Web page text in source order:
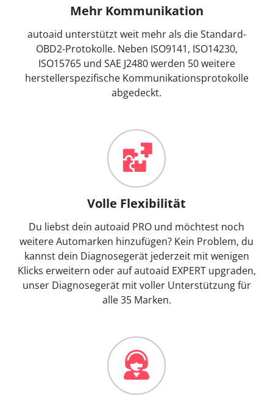
Mehr Kommunikation
autoaid unterstützt weit mehr als die Standard-
OBD2-Protokolle. Neben ISO9141, ISO14230,
ISO15765 und SAE J2480 werden 50 weitere
herstellerspezifische Kommunikationsprotokolle
abgedeckt.
Volle Flexibilität
Du liebst dein autoaid PRO und möchtest noch
weitere Automarken hinzufügen? Kein Problem, du
kannst dein Diagnosegerät jederzeit mit wenigen
Klicks erweitern oder auf autoaid EXPERT upgraden,
unser Diagnosegerät mit voller Unterstützung für
alle 35 Marken.